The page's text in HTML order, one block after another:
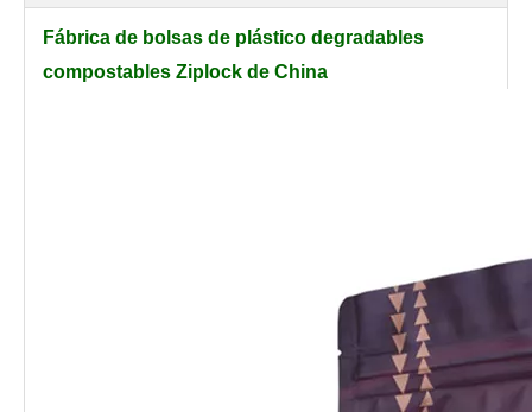
Fábrica de bolsas de plástico degradables
compostables Ziplock de China